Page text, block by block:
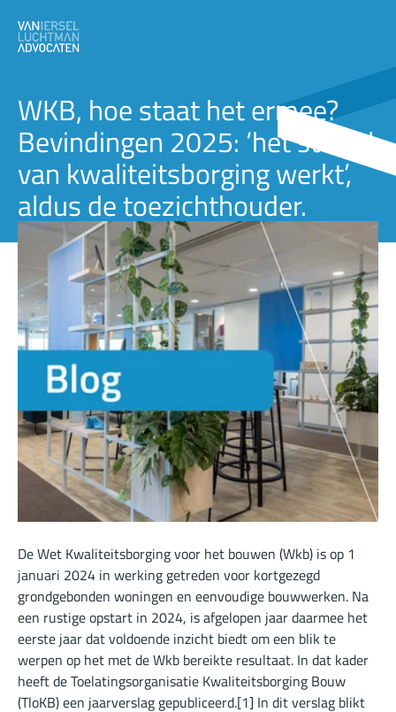
WKB, hoe staat het ermee?
Bevindingen 2025: ‘het stelsel
van kwaliteitsborging werkt’,
aldus de toezichthouder.
De Wet Kwaliteitsborging voor het bouwen (Wkb) is op 1
januari 2024 in werking getreden voor kortgezegd
grondgebonden woningen en eenvoudige bouwwerken. Na
een rustige opstart in 2024, is afgelopen jaar daarmee het
eerste jaar dat voldoende inzicht biedt om een blik te
werpen op het met de Wkb bereikte resultaat. In dat kader
heeft de Toelatingsorganisatie Kwaliteitsborging Bouw
(TloKB) een jaarverslag gepubliceerd.[1] In dit verslag blikt